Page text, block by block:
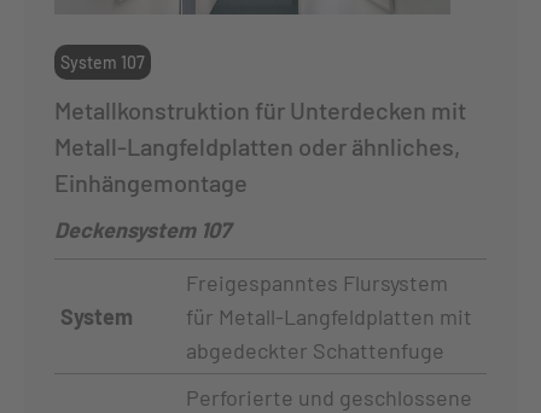
System 107
Metallkonstruktion für Unterdecken mit
Metall-Langfeldplatten oder ähnliches,
Einhängemontage
Deckensystem 107
System
Freigespanntes Flursystem
für Metall-Langfeldplatten mit
abgedeckter Schattenfuge
Perforierte und geschlossene